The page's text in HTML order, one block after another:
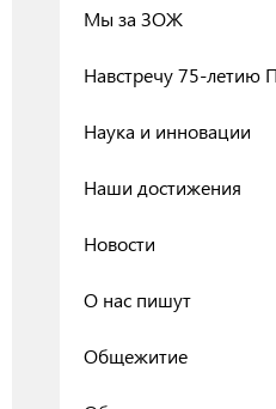
Мы за ЗОЖ
Навстречу 75-летию
Наука и инновации
Наши достижения
Новости
О нас пишут
Общежитие